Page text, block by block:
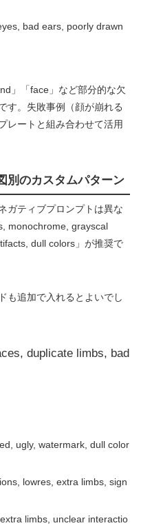
bad ears, poorly drawn
」「face」など部分的な欠
す。失敗事例（顔が崩れる
レートと組み合わせて活用
別のカスタムパターン
ガティブプロンプトは異な
monochrome, grayscal
dull colors」が推奨で
も追加で入れるとよいでし
duplicate limbs, bad
ugly, watermark, dull color
lowres, extra limbs, sign
limbs, unclear interactio